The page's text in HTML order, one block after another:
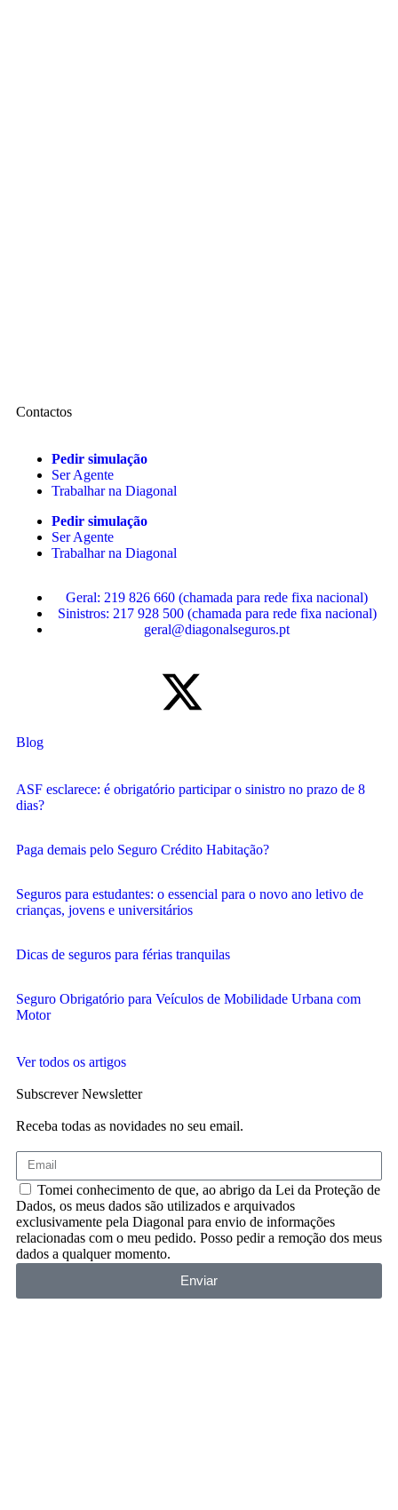
Contactos
Pedir simulação
Ser Agente
Trabalhar na Diagonal
Pedir simulação
Ser Agente
Trabalhar na Diagonal
Geral: 219 826 660 (chamada para rede fixa nacional)
Sinistros: 217 928 500 (chamada para rede fixa nacional)
geral@diagonalseguros.pt
Blog
ASF esclarece: é obrigatório participar o sinistro no prazo de 8
dias?
Paga demais pelo Seguro Crédito Habitação?
Seguros para estudantes: o essencial para o novo ano letivo de
crianças, jovens e universitários
Dicas de seguros para férias tranquilas
Seguro Obrigatório para Veículos de Mobilidade Urbana com
Motor
Ver todos os artigos
Subscrever Newsletter
Receba todas as novidades no seu email.
Tomei conhecimento de que, ao abrigo da Lei da Proteção de
Dados, os meus dados são utilizados e arquivados
exclusivamente pela Diagonal para envio de informações
relacionadas com o meu pedido. Posso pedir a remoção dos meus
dados a qualquer momento.
Enviar